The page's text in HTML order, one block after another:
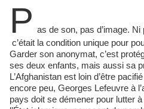
P as de son, pas d’image.
c’était la condition unique pour
Garder son anonymat, c’est
ses deux enfants, mais aussi sa
L’Afghanistan est loin d’être
encore peu, Georges Lefeuvre à
pays doit se démener pour lutter